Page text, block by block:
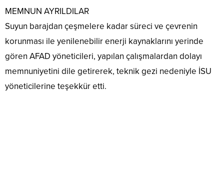
MEMNUN AYRILDILAR
Suyun barajdan çeşmelere kadar süreci ve çevrenin
korunması ile yenilenebilir enerji kaynaklarını yerinde
gören AFAD yöneticileri, yapılan çalışmalardan dolayı
memnuniyetini dile getirerek, teknik gezi nedeniyle İSU
yöneticilerine teşekkür etti.